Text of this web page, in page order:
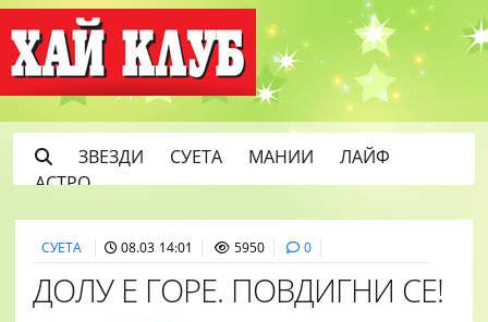
ЗВЕЗДИ СУЕТА МАНИИ
ЛАЙФ
АСТРО
СУЕТА 08.03 14:01 5950 0
ДОЛУ Е ГОРЕ. ПОВДИГНИ СЕ!